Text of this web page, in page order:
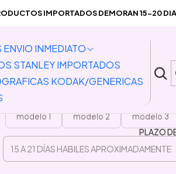
INMEDIATO
STANLEY IMPORTADOS
KODAK/GENERICAS
IMPORTADOS DEMORAN 15-20
Pins Preventa Pin Hunter X Hunter
Preventa Pin
modelo 1 modelo 2 modelo 3